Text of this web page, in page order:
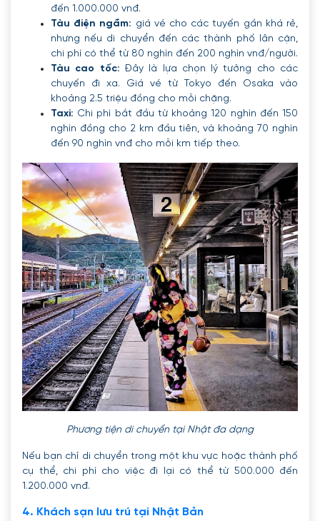
đến 1.000.000 vnđ.
Tàu điện ngầm: giá vé cho các tuyến gần khá rẻ,
nhưng nếu di chuyển đến các thành phố lân cận,
chi phí có thể từ 80 nghìn đến 200 nghìn vnđ/người.
Tàu cao tốc: Đây là lựa chọn lý tưởng cho các
chuyến đi xa. Giá vé từ Tokyo đến Osaka vào
khoảng 2.5 triệu đồng cho mỗi chặng.
Taxi: Chi phí bắt đầu từ khoảng 120 nghìn đến 150
nghìn đồng cho 2 km đầu tiên, và khoảng 70 nghìn
đến 90 nghìn vnđ cho mỗi km tiếp theo.
Phương tiện di chuyển tại Nhật đa dạng
Nếu bạn chỉ di chuyển trong một khu vực hoặc thành phố
cụ thể, chi phí cho việc đi lại có thể từ 500.000 đến
1.200.000 vnđ.
4. Khách sạn lưu trú tại Nhật Bản